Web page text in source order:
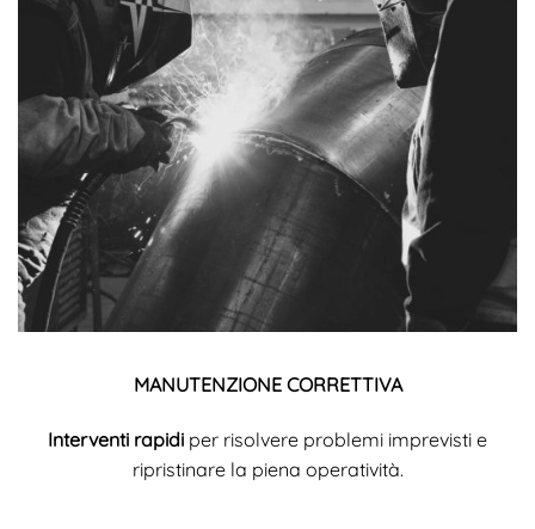
MANUTENZIONE CORRETTIVA
Interventi rapidi per risolvere problemi imprevisti e
ripristinare la piena operatività.